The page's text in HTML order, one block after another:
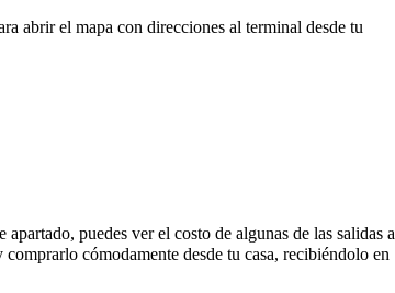
abrir el mapa con direcciones al terminal desde tu
puedes ver el costo de algunas de las salidas a
cómodamente desde tu casa, recibiéndolo en